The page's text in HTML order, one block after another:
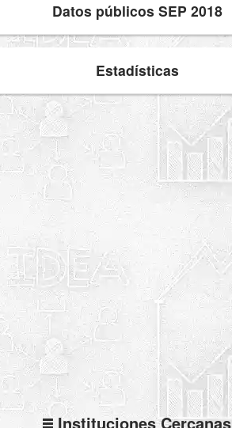
Datos públicos SEP 2018
Estadísticas
Instituciones Cercanas